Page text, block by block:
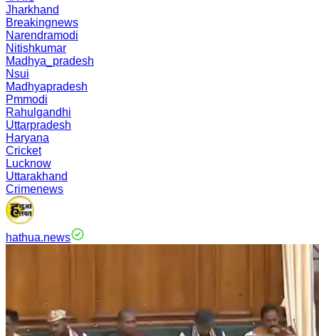
Jharkhand
Breakingnews
Narendramodi
Nitishkumar
Madhya_pradesh
Nsui
Madhyapradesh
Pmmodi
Rahulgandhi
Uttarpradesh
Haryana
Cricket
Lucknow
Uttarakhand
Crimenews
hathua.news